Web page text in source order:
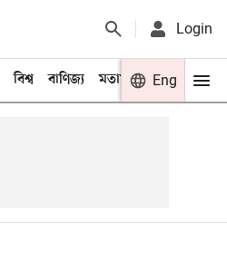
Login
বিশ্ব বাণিজ্য মতামত খেলা
Eng